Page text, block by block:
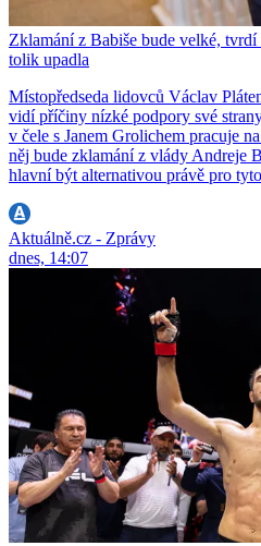
Zklamání z Babiše bude velké,
tolik upadla
Místopředseda lidovců Václav
vidí příčiny nízké podpory své
v čele s Janem Grolichem pracuje
něj bude zklamání z vlády Andreje
hlavní být alternativou právě pro
Aktuálně.cz - Zprávy
dnes, 14:07